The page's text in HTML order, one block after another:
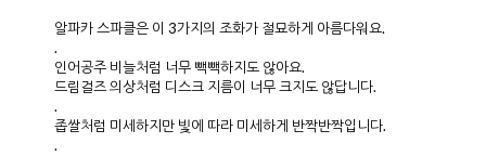
알파카 스파클은 이 3가지의 조화가 절묘하게 아름다워요.
.
인어공주 비늘처럼 너무 빽빽하지도 않아요.
드림걸즈 의상처럼 디스크 지름이 너무 크지도 않답니다.
.
좁쌀처럼 미세하지만 빛에 따라 미세하게 반짝반짝입니다.
.